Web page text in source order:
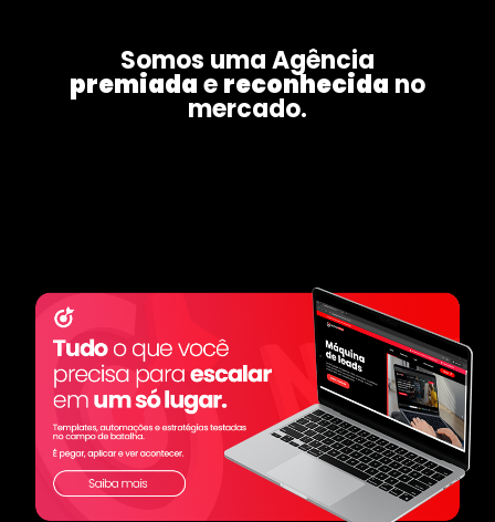
Somos uma Agência
premiadaereconhecida no
mercado.